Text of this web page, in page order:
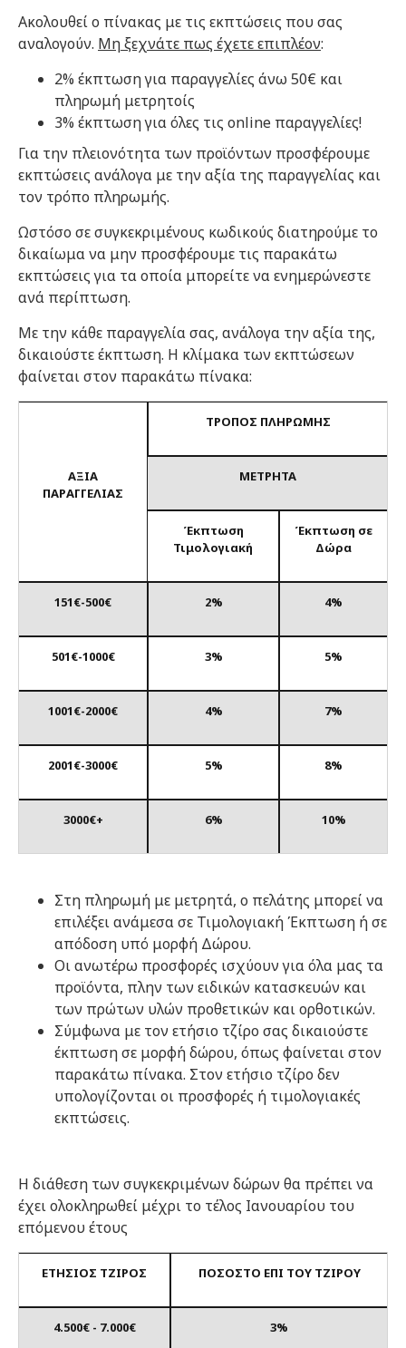
Ακολουθεί ο πίνακας με τις εκπτώσεις που σας
αναλογούν. Μη ξεχνάτε πως έχετε επιπλέον:
2% έκπτωση για παραγγελίες άνω 50€ και
πληρωμή μετρητοίς
3% έκπτωση για όλες τις online παραγγελίες!
Για την πλειονότητα των προϊόντων προσφέρουμε
εκπτώσεις ανάλογα με την αξία της παραγγελίας και
τον τρόπο πληρωμής.
Ωστόσο σε συγκεκριμένους κωδικούς διατηρούμε το
δικαίωμα να μην προσφέρουμε τις παρακάτω
εκπτώσεις για τα οποία μπορείτε να ενημερώνεστε
ανά περίπτωση.
Με την κάθε παραγγελία σας, ανάλογα την αξία της,
δικαιούστε έκπτωση. Η κλίμακα των εκπτώσεων
φαίνεται στον παρακάτω πίνακα:
ΑΞΙΑ
ΠΑΡΑΓΓΕΛΙΑΣ
ΤΡΟΠΟΣ ΠΛΗΡΩΜΗΣ
ΜΕΤΡΗΤΑ
Έκπτωση
Τιμολογιακή
Έκπτωση σε
Δώρα
151€-500€ 2% 4%
501€-1000€ 3% 5%
1001€-2000€ 4% 7%
2001€-3000€ 5% 8%
3000€+ 6% 10%
Στη πληρωμή με μετρητά, ο πελάτης μπορεί να
επιλέξει ανάμεσα σε Τιμολογιακή Έκπτωση ή σε
απόδοση υπό μορφή Δώρου.
Οι ανωτέρω προσφορές ισχύουν για όλα μας τα
προϊόντα, πλην των ειδικών κατασκευών και
των πρώτων υλών προθετικών και ορθοτικών.
Σύμφωνα με τον ετήσιο τζίρο σας δικαιούστε
έκπτωση σε μορφή δώρου, όπως φαίνεται στον
παρακάτω πίνακα. Στον ετήσιο τζίρο δεν
υπολογίζονται οι προσφορές ή τιμολογιακές
εκπτώσεις.
Η διάθεση των συγκεκριμένων δώρων θα πρέπει να
έχει ολοκληρωθεί μέχρι το τέλος Ιανουαρίου του
επόμενου έτους
ΕΤΗΣΙΟΣ ΤΖΙΡΟΣ ΠΟΣΟΣΤΟ ΕΠΙ ΤΟΥ ΤΖΙΡΟΥ
4.500€ - 7.000€ 3%